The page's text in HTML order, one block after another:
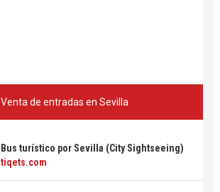
Venta de entradas en Sevilla
Bus turístico por Sevilla (City Sightseeing)
tiqets.com